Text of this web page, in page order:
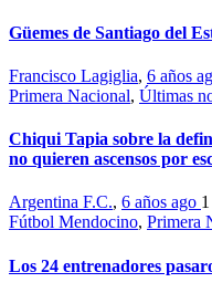
Güemes de Santiago del
Francisco Lagiglia, 6 años
Primera Nacional, Últimas
Chiqui Tapia sobre la
no quieren ascensos por
Argentina F.C., 6 años ago
Fútbol Mendocino, Primera
Los 24 entrenadores